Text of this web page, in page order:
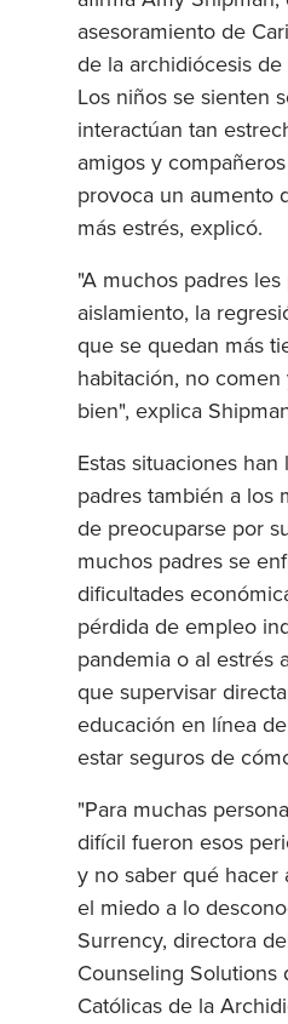
asesoramiento de
de la archidiócesis de
Los niños se sienten
interactúan tan
amigos y
provoca un aumento
más estrés, explicó.
"A muchos padres
aislamiento, la
que se quedan más
habitación, no
bien", explica
Estas situaciones han
padres también a los
de preocuparse por
muchos padres se
dificultades
pérdida de empleo
pandemia o al estrés
que supervisar
educación en línea
estar seguros de
"Para muchas
difícil fueron esos
y no saber qué hacer
el miedo a lo
Surrency, directora
Counseling Solutions
Católicas de la